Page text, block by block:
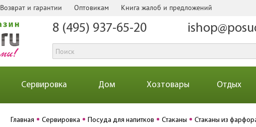
Возврат и гарантии Оптовикам Книга жалоб и предложений
8 (495) 937-65-20
Сервировка Дом Хозтовары Отдых
Главная Сервировка Посуда для напитков Стаканы Стаканы из